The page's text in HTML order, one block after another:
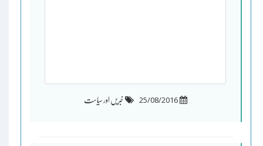
25/08/2016 خبریں اور سیاست